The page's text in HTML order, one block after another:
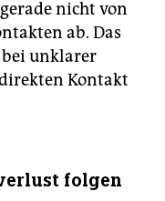
gerade nicht von
ab. Das
unklarer
Kontakt
folgen